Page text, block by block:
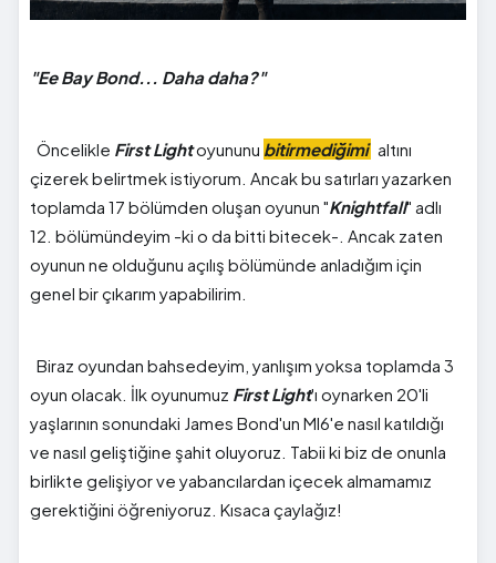
"Ee Bay Bond... Daha daha?"
Öncelikle First Lightoyununu bitirmediğimi altını
çizerek belirtmek istiyorum. Ancak bu satırları yazarken
toplamda 17 bölümden oluşan oyunun "Knightfall" adlı
12. bölümündeyim -ki o da bitti bitecek-. Ancak zaten
oyunun ne olduğunu açılış bölümünde anladığım için
genel bir çıkarım yapabilirim.
Biraz oyundan bahsedeyim, yanlışım yoksa toplamda 3
oyun olacak. İlk oyunumuz First Light'ı oynarken 20'li
yaşlarının sonundaki James Bond'un MI6'e nasıl katıldığı
ve nasıl geliştiğine şahit oluyoruz. Tabii ki biz de onunla
birlikte gelişiyor ve yabancılardan içecek almamamız
gerektiğini öğreniyoruz. Kısaca çaylağız!